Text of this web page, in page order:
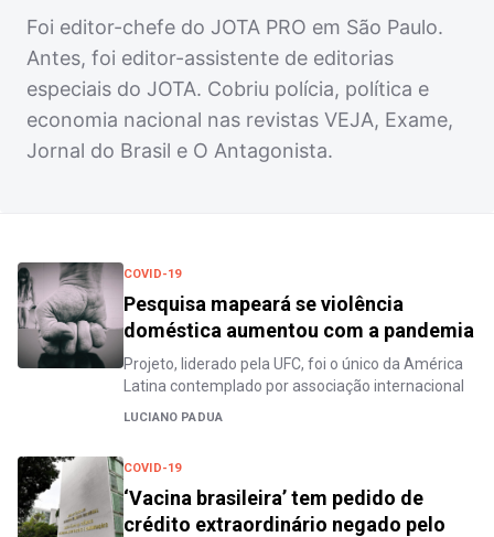
Foi editor-chefe do JOTA PRO em São Paulo.
Antes, foi editor-assistente de editorias
especiais do JOTA. Cobriu polícia, política e
economia nacional nas revistas VEJA, Exame,
Jornal do Brasil e O Antagonista.
COVID-19
Pesquisa mapeará se violência
doméstica aumentou com a pandemia
Projeto, liderado pela UFC, foi o único da América
Latina contemplado por associação internacional
LUCIANO PADUA
COVID-19
‘Vacina brasileira’ tem pedido de
crédito extraordinário negado pelo